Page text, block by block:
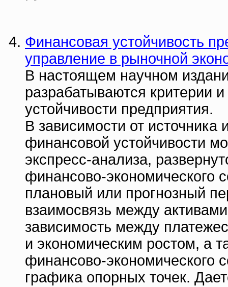
Финансовая устойчивость
управление в рыночной
В настоящем научном
разрабатываются критерии
устойчивости предприятия.
В зависимости от
финансовой устойчивости
экспресс-анализа,
финансово-экономического
плановый или прогнозный
взаимосвязь между
зависимость между
и экономическим ростом, а
финансово-экономического
графика опорных точек.